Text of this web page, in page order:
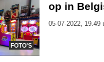
FOTO'S
op in
05-07-2022, 19.49